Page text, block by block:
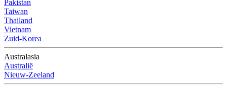
Pakistan
Taiwan
Thailand
Vietnam
Zuid-Korea
Australasia
Australië
Nieuw-Zeeland